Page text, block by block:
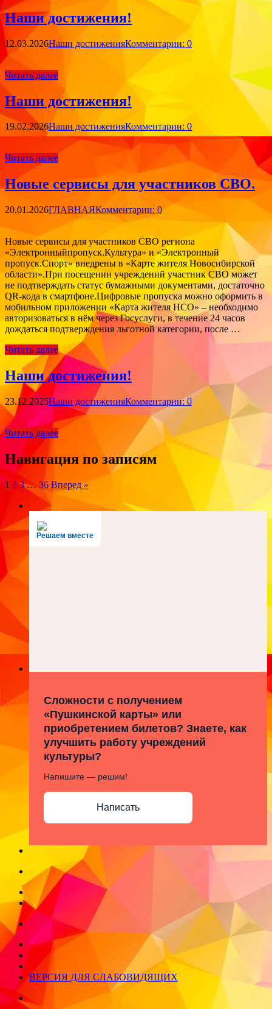
Наши достижения!
12.03.2026Наши достиженияКомментарии: 0
Читать далее
Наши достижения!
19.02.2026Наши достиженияКомментарии: 0
Читать далее
Новые сервисы для участников СВО.
20.01.2026ГЛАВНАЯКомментарии: 0
Новые сервисы для участников СВО региона
«Электронныйпропуск.Культура» и «Электронный
пропуск.Спорт» внедрены в «Карте жителя Новосибирской
области».При посещении учреждений участник СВО может
не подтверждать статус бумажными документами, достаточно
QR-кода в смартфоне.Цифровые пропуска можно оформить в
мобильном приложении «Карта жителя НСО» – необходимо
авторизоваться в нём через Госуслуги, в течение 24 часов
дождаться подтверждения льготной категории, после …
Читать далее
Наши достижения!
23.12.2025Наши достиженияКомментарии: 0
Читать далее
Навигация по записям
1 2 3 … 36 Вперед »
Решаем вместе
Сложности с получением
«Пушкинской карты» или
приобретением билетов? Знаете, как
улучшить работу учреждений
культуры?
Напишите — решим!
Написать
ВЕРСИЯ ДЛЯ СЛАБОВИДЯЩИХ